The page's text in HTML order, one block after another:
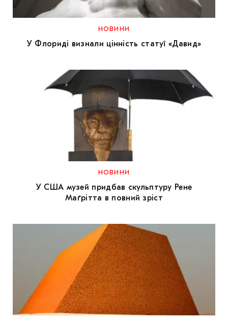
МАРІУПОЛЬСЬКІ МАРГІНАЛІЇ
ДОСЛІДНИЦЬКА ПЛАТФОРМА
ЗАПАЛЕННЯ
CARPATHIAN CULT ПРО РІЗДВЯНІ СВЯТА
НОВИНИ
У Флориді визнали цінність статуї «Давид»
НОВИНИ
У США музей придбав скульптуру Рене
Маґрітта в повний зріст